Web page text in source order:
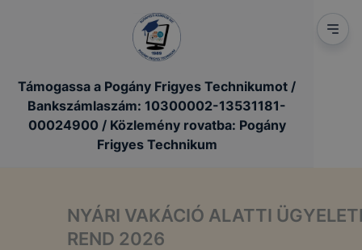
Támogassa a Pogány Frigyes Technikumot /
Bankszámlaszám: 10300002-13531181-
00024900 / Közlemény rovatba: Pogány
Frigyes Technikum
NYÁRI VAKÁCIÓ ALATTI ÜGYELETI
REND 2026